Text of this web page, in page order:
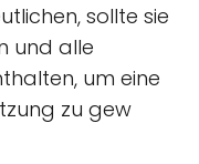
sollte sie
und alle
um eine
zu gew